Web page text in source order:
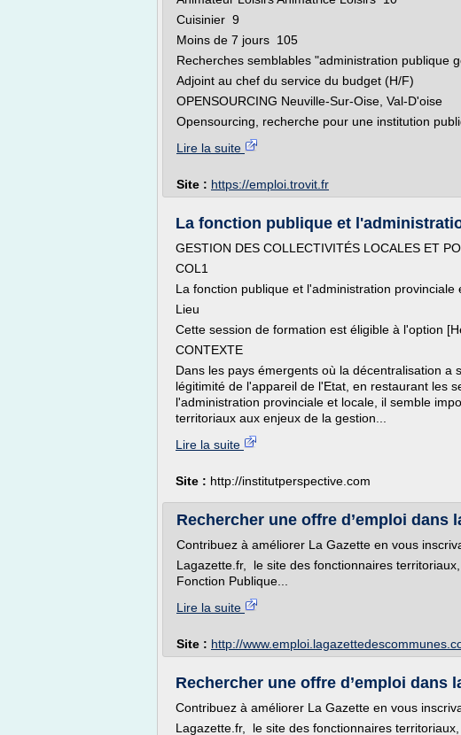
Cuisinier 9
Moins de 7 jours 105
Recherches semblables "administration publique
Adjoint au chef du service du budget (H/F)
OPENSOURCING Neuville-Sur-Oise, Val-D'oise
Opensourcing, recherche pour une institution
Lire la suite
Site : https://emploi.trovit.fr
La fonction publique et
GESTION DES COLLECTIVITÉS LOCALES ET
COL1
La fonction publique et l'administration provinciale
Lieu
Cette session de formation est éligible à l'option
CONTEXTE
Dans les pays émergents où la décentralisation a
légitimité de l'appareil de l'Etat, en restaurant les
l'administration provinciale et locale, il semble
territoriaux aux enjeux de la gestion...
Lire la suite
Site : http://institutperspective.com
Rechercher une offre d’emploi dans
Contribuez à améliorer La Gazette en vous
Lagazette.fr, le site des fonctionnaires
Fonction Publique...
Lire la suite
Site : http://
Rechercher une offre d’emploi dans
Contribuez à améliorer La Gazette en vous
Lagazette.fr, le site des fonctionnaires